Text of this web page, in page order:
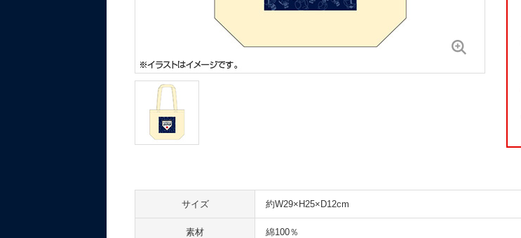
サイズ 約W29×H25×D12cm
素材 綿100％